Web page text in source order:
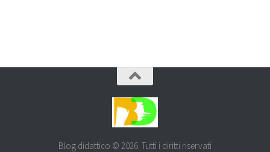
Blog didattico © 2026. Tutti i diritti riservati